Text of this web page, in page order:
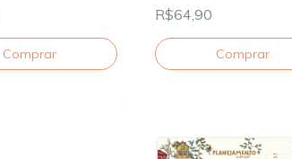
R$64,90